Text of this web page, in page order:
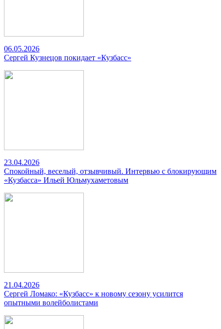
06.05.2026
Сергей Кузнецов покидает «Кузбасс»
23.04.2026
Спокойный, веселый, отзывчивый. Интервью с блокирующим
«Кузбасса» Ильей Юльмухаметовым
21.04.2026
Сергей Ломако: «Кузбасс» к новому сезону усилится
опытными волейболистами